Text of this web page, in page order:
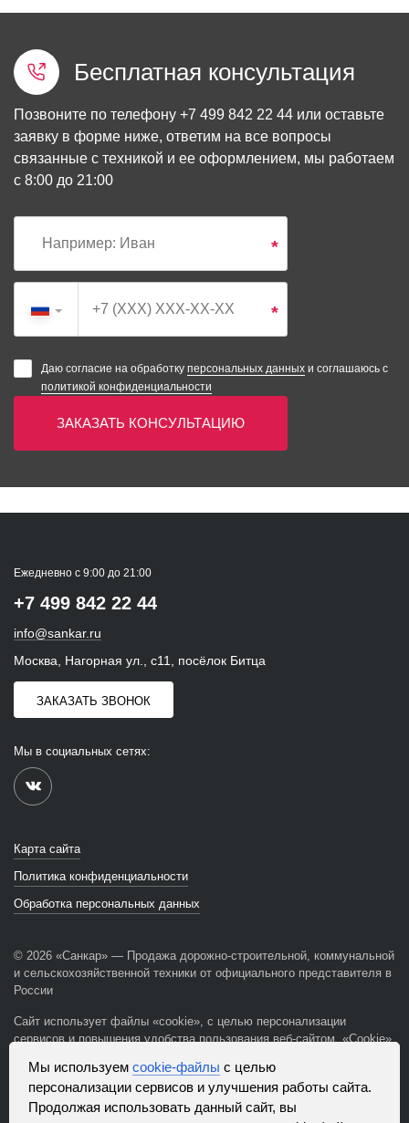
Бесплатная консультация
Позвоните по телефону +7 499 842 22 44 или оставьте
заявку в форме ниже, ответим на все вопросы
связанные с техникой и ее оформлением, мы работаем
с 8:00 до 21:00
*
*
Даю согласие на обработку персональных данных и соглашаюсь с
политикой конфиденциальности
ЗАКАЗАТЬ КОНСУЛЬТАЦИЮ
Ежедневно с 9:00 до 21:00
+7 499 842 22 44
info@sankar.ru
Москва, Нагорная ул., с11, посёлок Битца
ЗАКАЗАТЬ ЗВОНОК
Мы в социальных сетях:
Карта сайта
Политика конфиденциальности
Обработка персональных данных
© 2026 «Санкар» — Продажа дорожно-строительной, коммунальной
и сельскохозяйственной техники от официального представителя в
России
Сайт использует файлы «cookie», с целью персонализации
сервисов и повышения удобства пользования веб-сайтом. «Cookie»
о предыдущих посещениях веб-сайта. Если вы не хотите
использовать файлы «cookie», измените настройки браузера.
Мы используем cookie-файлы с целью
персонализации сервисов и улучшения работы сайта.
Продолжая использовать данный сайт, вы